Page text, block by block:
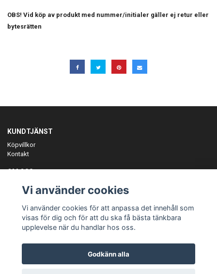
OBS! Vid köp av produkt med nummer/initialer gäller ej retur eller
bytesrätten
KUNDTJÄNST
Köpvillkor
Kontakt
OM OSS
ANMÄL DIG TILL VÅRT NYHETSBREV
Prenumerera
Vi använder cookies
Vi använder cookies för att anpassa det innehåll som
visas för dig och för att du ska få bästa tänkbara
upplevelse när du handlar hos oss.
Godkänn alla